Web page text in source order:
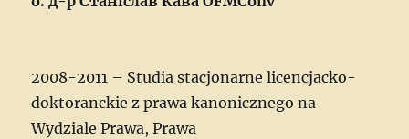
2008-2011 – Studia stacjonarne licencjacko-
doktoranckie z prawa kanonicznego na
Wydziale Prawa, Prawa